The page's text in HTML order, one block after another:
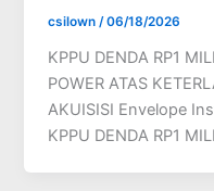
csilown /06/18/2026
KPPU DENDA RP1
POWER ATAS
AKUISISI Envelope
KPPU DENDA RP1